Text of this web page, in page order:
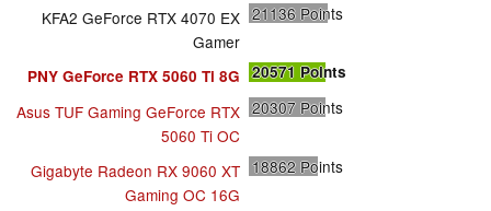
KFA2 GeForce RTX 4070 EX
Gamer
21136 Points
PNY GeForce RTX 5060 Ti 8G 20571 Points
Asus TUF Gaming GeForce RTX
5060 Ti OC
20307 Points
Gigabyte Radeon RX 9060 XT
Gaming OC 16G
18862 Points